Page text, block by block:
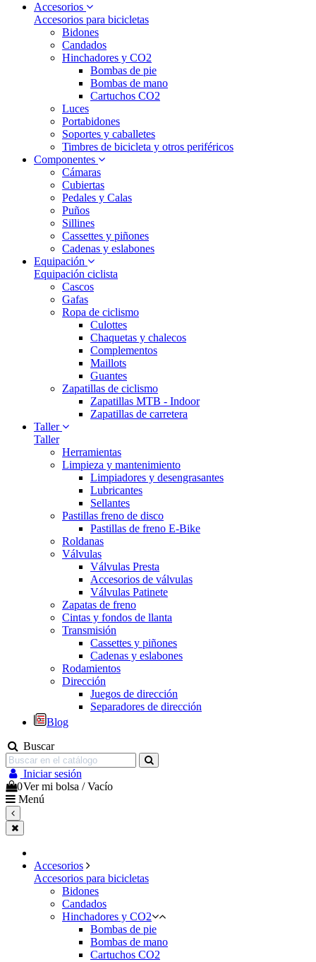
Accesorios
Accesorios para bicicletas
Bidones
Candados
Hinchadores y CO2
Bombas de pie
Bombas de mano
Cartuchos CO2
Luces
Portabidones
Soportes y caballetes
Timbres de bicicleta y otros periféricos
Componentes
Cámaras
Cubiertas
Pedales y Calas
Puños
Sillines
Cassettes y piñones
Cadenas y eslabones
Equipación
Equipación ciclista
Cascos
Gafas
Ropa de ciclismo
Culottes
Chaquetas y chalecos
Complementos
Maillots
Guantes
Zapatillas de ciclismo
Zapatillas MTB - Indoor
Zapatillas de carretera
Taller
Taller
Herramientas
Limpieza y mantenimiento
Limpiadores y desengrasantes
Lubricantes
Sellantes
Pastillas freno de disco
Pastillas de freno E-Bike
Roldanas
Válvulas
Válvulas Presta
Accesorios de válvulas
Válvulas Patinete
Zapatas de freno
Cintas y fondos de llanta
Transmisión
Cassettes y piñones
Cadenas y eslabones
Rodamientos
Dirección
Juegos de dirección
Separadores de dirección
Blog
Buscar
Iniciar sesión
0Ver mi bolsa /Vacío
Menú
Accesorios
Accesorios para bicicletas
Bidones
Candados
Hinchadores y CO2
Bombas de pie
Bombas de mano
Cartuchos CO2